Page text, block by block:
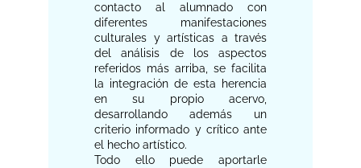
contacto al alumnado con
diferentes manifestaciones
culturales y artísticas a través
del análisis de los aspectos
referidos más arriba, se facilita
la integración de esta herencia
en su propio acervo,
desarrollando además un
criterio informado y crítico ante
el hecho artístico.
Todo ello puede aportarle